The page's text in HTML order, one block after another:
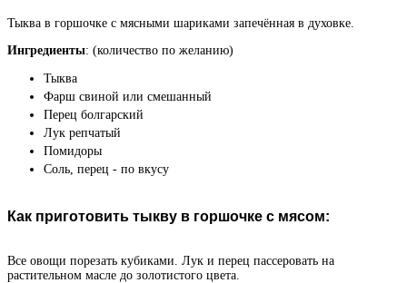
Тыква в горшочке с мясными шариками запечённая в духовке.
Ингредиенты: (количество по желанию)
Тыква
Фарш свиной или смешанный
Перец болгарский
Лук репчатый
Помидоры
Соль, перец - по вкусу
Как приготовить тыкву в горшочке с мясом:
Все овощи порезать кубиками. Лук и перец пассеровать на
растительном масле до золотистого цвета.